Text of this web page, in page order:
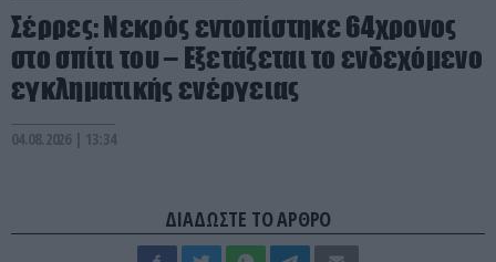
Σέρρες: Νεκρός εντοπίστηκε 64χρονος
στο σπίτι του – Εξετάζεται το ενδεχόμενο
εγκληματικής ενέργειας
04.08.2026 | 13:34
ΔΙΑΔΩΣΤΕ ΤΟ ΑΡΘΡΟ